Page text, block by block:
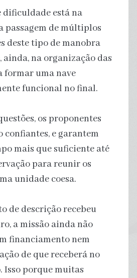
está na
passagem de múltiplos
deste tipo de manobra
na organização das
formar uma nave
funcional no final.
os proponentes
confiantes, e garantem
mais que suficiente até
para reunir os
unidade coesa.
de descrição recebeu
a missão ainda não
financiamento nem
de que receberá no
porque muitas